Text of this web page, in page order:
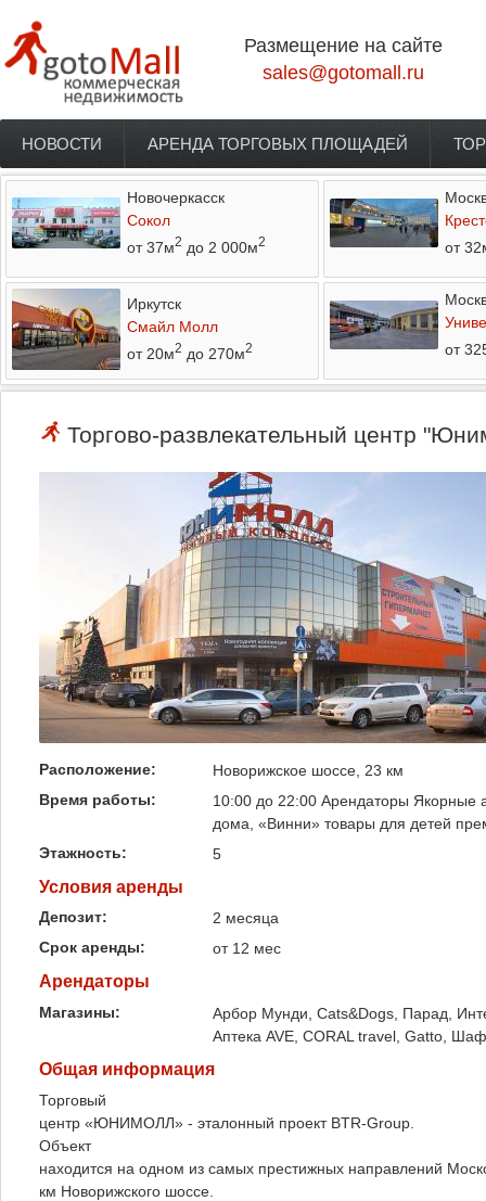
Размещение на сайте
sales@gotomall.ru
Главное меню
НОВОСТИ АРЕНДА ТОРГОВЫХ ПЛОЩАДЕЙ
Новочеркасск
Сокол
от 37м2 до 2 000м2
от
Иркутск
Смайл Молл
от 20м2 до 270м2
от
Торгово-развлекательный центр
Расположение:
Новорижское шоссе, 23 км
Время работы:
10:00 до 22:00 Арендаторы Якорные
дома, «Винни» товары для детей
Этажность:
5
Условия аренды
Депозит:
2 месяца
Срок аренды:
от 12 мес
Арендаторы
Магазины:
Арбор Мунди, Cats&Dogs, Парад,
Аптека AVE, CORAL travel, Gatto,
Общая информация
Торговый
центр «ЮНИМОЛЛ» - эталонный проект BTR-Group.
Объект
находится на одном из самых престижных направлений
км Новорижского шоссе.